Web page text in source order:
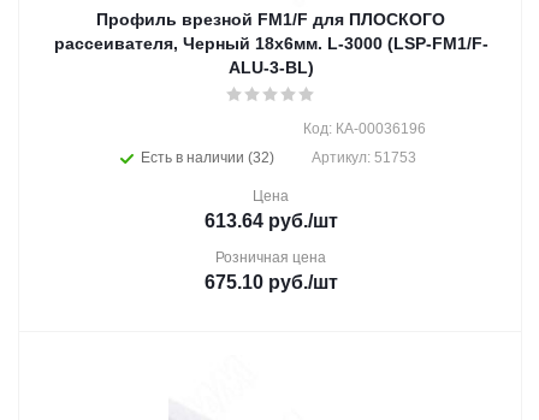
Профиль врезной FM1/F для ПЛОСКОГО
рассеивателя, Черный 18х6мм. L-3000 (LSP-FM1/F-
ALU-3-BL)
Есть в наличии (32)
Код: КА-00036196
Артикул: 51753
Цена
613.64руб./шт
Розничная цена
675.10руб./шт